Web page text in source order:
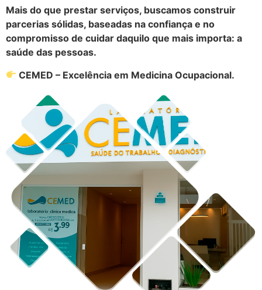
Mais do que prestar serviços, buscamos construir
parcerias sólidas, baseadas na confiança e no
compromisso de cuidar daquilo que mais importa: a
saúde das pessoas.
CEMED – Excelência em Medicina Ocupacional.